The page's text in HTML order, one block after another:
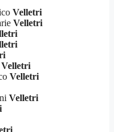
Velletri
Velletri
Velletri
Velletri
Velletri